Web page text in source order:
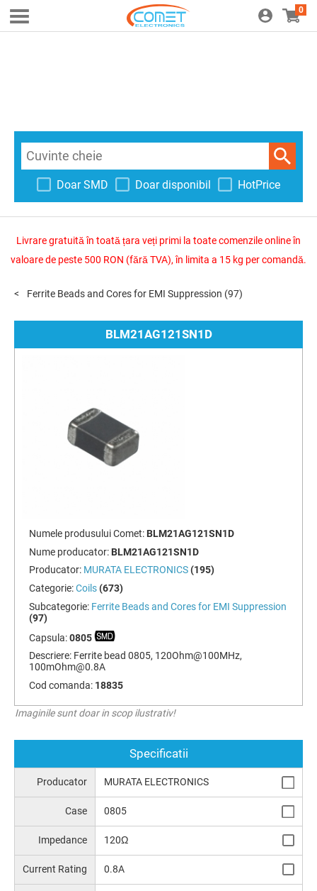
0
Doar SMD Doar disponibil HotPrice
Livrare gratuită în toată țara veți primi la toate comenzile online în
valoare de peste 500 RON (fără TVA), în limita a 15 kg per comandă.
Ferrite Beads and Cores for EMI Suppression (97)
BLM21AG121SN1D
Numele produsului Comet: BLM21AG121SN1D
Nume producator: BLM21AG121SN1D
Producator: MURATA ELECTRONICS (195)
Categorie:Coils (673)
Subcategorie: Ferrite Beads and Cores for EMI Suppression
(97)
Capsula:0805
Descriere: Ferrite bead 0805, 120Ohm@100MHz,
100mOhm@0.8A
Cod comanda: 18835
Imaginile sunt doar in scop ilustrativ!
Specificatii
Producator MURATA ELECTRONICS
Case 0805
Impedance 120Ω
Current Rating 0.8A